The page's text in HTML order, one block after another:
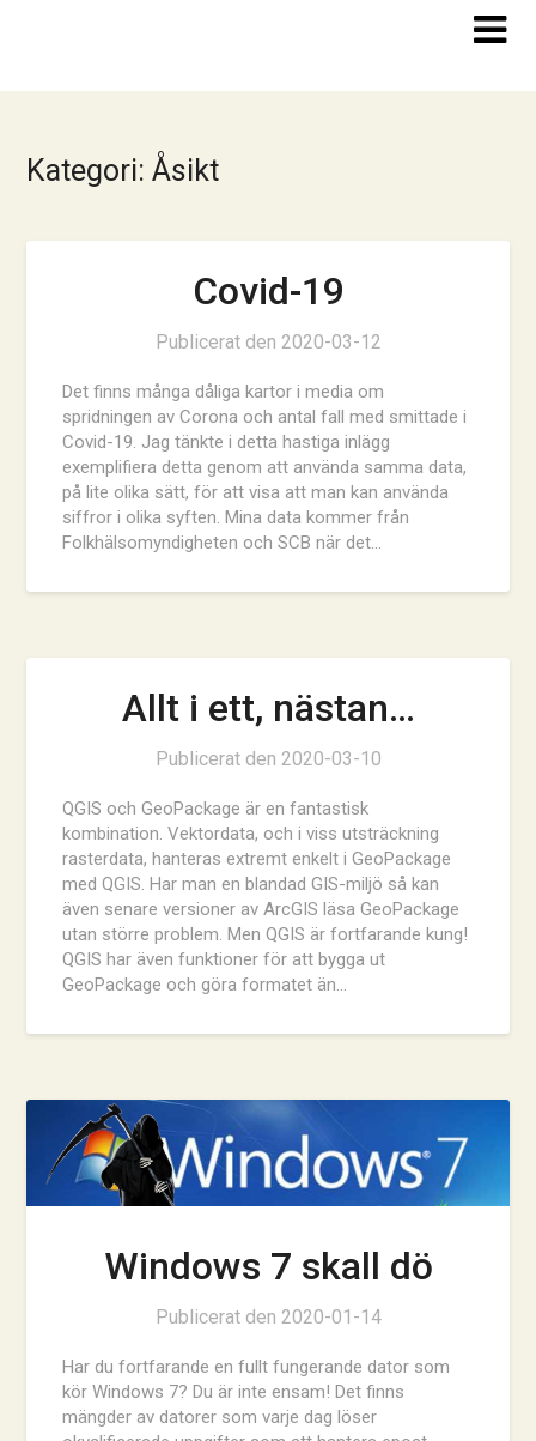
Kategori:Åsikt
Covid-19
Publicerat den 2020-03-12
Det finns många dåliga kartor i media om
spridningen av Corona och antal fall med smittade i
Covid-19. Jag tänkte i detta hastiga inlägg
exemplifiera detta genom att använda samma data,
på lite olika sätt, för att visa att man kan använda
siffror i olika syften. Mina data kommer från
Folkhälsomyndigheten och SCB när det…
Allt i ett, nästan…
Publicerat den 2020-03-10
QGIS och GeoPackage är en fantastisk
kombination. Vektordata, och i viss utsträckning
rasterdata, hanteras extremt enkelt i GeoPackage
med QGIS. Har man en blandad GIS-miljö så kan
även senare versioner av ArcGIS läsa GeoPackage
utan större problem. Men QGIS är fortfarande kung!
QGIS har även funktioner för att bygga ut
GeoPackage och göra formatet än…
Windows 7 skall dö
Publicerat den 2020-01-14
Har du fortfarande en fullt fungerande dator som
kör Windows 7? Du är inte ensam! Det finns
mängder av datorer som varje dag löser